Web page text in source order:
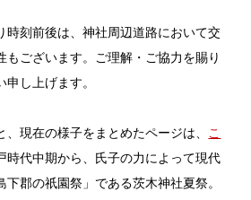
時刻前後は、神社周辺道路において交
もございます。ご理解・ご協力を賜り
し上げます。
現在の様子をまとめたページは、 こ
時代中期から、氏子の力によって現代
郡の祇園祭」である茨木神社夏祭。